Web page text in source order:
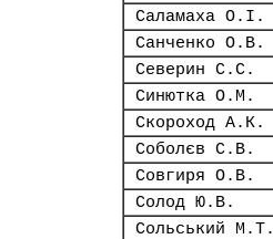
Саламаха О.І.
Санченко О.В.
Северин С.С.
Синютка О.М.
Скороход А.К.
Соболєв С.В.
Совгиря О.В.
Солод Ю.В.
Сольський М.Т.